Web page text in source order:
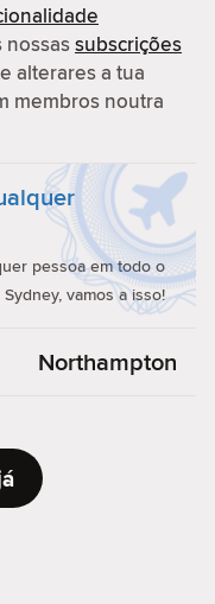
nossassubscrições
alterares a tua
membros noutra
pessoa em todo o
vamos a isso!
Northampton